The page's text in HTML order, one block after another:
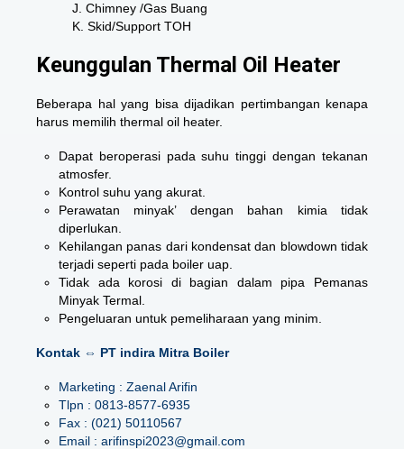
J. Chimney /Gas Buang
K. Skid/Support TOH
Keunggulan Thermal Oil Heater
Beberapa hal yang bisa dijadikan pertimbangan kenapa
harus memilih thermal oil heater.
Dapat beroperasi pada suhu tinggi dengan tekanan
atmosfer.
Kontrol suhu yang akurat.
Perawatan minyak’ dengan bahan kimia tidak
diperlukan.
Kehilangan panas dari kondensat dan blowdown tidak
terjadi seperti pada boiler uap.
Tidak ada korosi di bagian dalam pipa Pemanas
Minyak Termal.
Pengeluaran untuk pemeliharaan yang minim.
Kontak ⇔ PT indira Mitra Boiler
Marketing : Zaenal Arifin
Tlpn : 0813-8577-6935
Fax : (021) 50110567
Email : arifinspi2023@gmail.com